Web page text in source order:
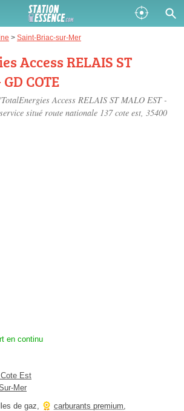
> Saint-Briac-sur-Mer
Access RELAIS ST
COTE
Access RELAIS ST MALO EST -
situé route nationale 137 cote est, 35400
en continu
Est
Mer
de gaz, carburants premium,
Épuisé
Épuisé